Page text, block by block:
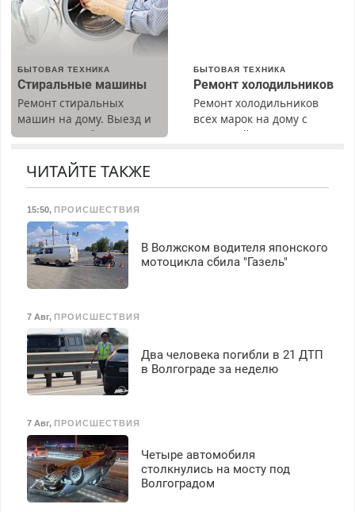
БЫТОВАЯ ТЕХНИКА
Стиральные машины
Ремонт стиральных
машин на дому. Выезд и
диагностика бесплатно.
БЫТОВАЯ ТЕХНИКА
Ремонт холодильников
Ремонт холодильников
всех марок на дому с
гарантией. Замена
ЧИТАЙТЕ ТАКЖЕ
15:50, ПРОИСШЕСТВИЯ
В Волжском водителя японского
мотоцикла сбила "Газель"
7 Авг, ПРОИСШЕСТВИЯ
Два человека погибли в 21 ДТП
в Волгограде за неделю
7 Авг, ПРОИСШЕСТВИЯ
Четыре автомобиля
столкнулись на мосту под
Волгоградом